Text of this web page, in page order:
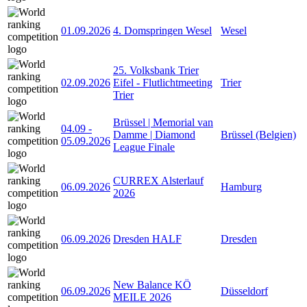
01.09.2026 4. Domspringen Wesel Wesel
02.09.2026
25. Volksbank Trier
Eifel - Flutlichtmeeting
Trier
Trier
04.09 -
05.09.2026
Brüssel | Memorial van
Damme | Diamond
League Finale
Brüssel (Belgien)
06.09.2026
CURREX Alsterlauf
2026
Hamburg
06.09.2026 Dresden HALF Dresden
06.09.2026
New Balance KÖ
MEILE 2026
Düsseldorf